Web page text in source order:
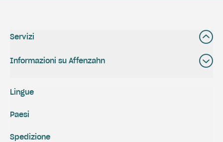
Servizi
Informazioni su Affenzahn
Spedizione
Lingue
Paesi